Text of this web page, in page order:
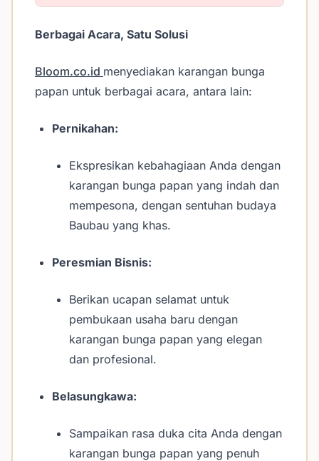
Berbagai Acara, Satu Solusi
Bloom.co.id menyediakan karangan bunga
papan untuk berbagai acara, antara lain:
Pernikahan:
Ekspresikan kebahagiaan Anda dengan
karangan bunga papan yang indah dan
mempesona, dengan sentuhan budaya
Baubau yang khas.
Peresmian Bisnis:
Berikan ucapan selamat untuk
pembukaan usaha baru dengan
karangan bunga papan yang elegan
dan profesional.
Belasungkawa:
Sampaikan rasa duka cita Anda dengan
karangan bunga papan yang penuh